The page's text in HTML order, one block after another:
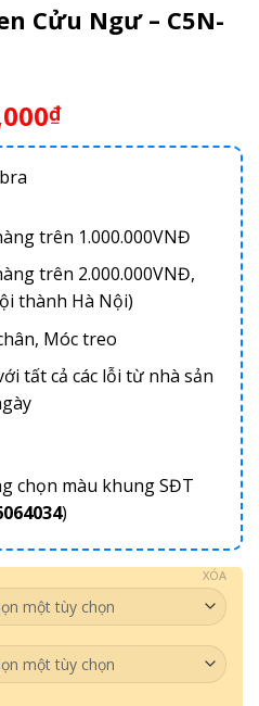
Cửu Ngư – C5N-
₫
trên 1.000.000VNĐ
trên 2.000.000VNĐ,
thành Hà Nội)
Móc treo
tất cả các lỗi từ nhà sản
chọn màu khung SĐT
)
XÓA